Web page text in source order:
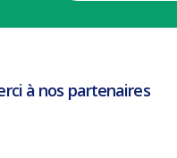
à nos partenaires